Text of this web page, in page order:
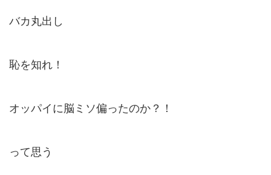
バカ丸出し
恥を知れ！
オッパイに脳ミソ偏ったのか？！
って思う